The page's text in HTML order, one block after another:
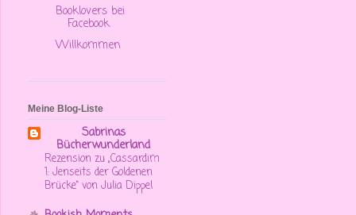
Booklovers bei
Facebook
Willkommen
Meine Blog-Liste
Sabrinas
Bücherwunderland
Rezension zu „Cassardim
1: Jenseits der Goldenen
Brücke“ von Julia Dippel